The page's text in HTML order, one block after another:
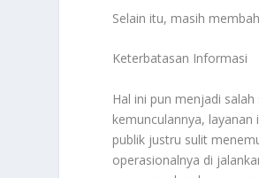
Selain itu, masih
Keterbatasan Informasi
Hal ini pun menjadi
kemunculannya,
publik justru sulit
operasionalnya di